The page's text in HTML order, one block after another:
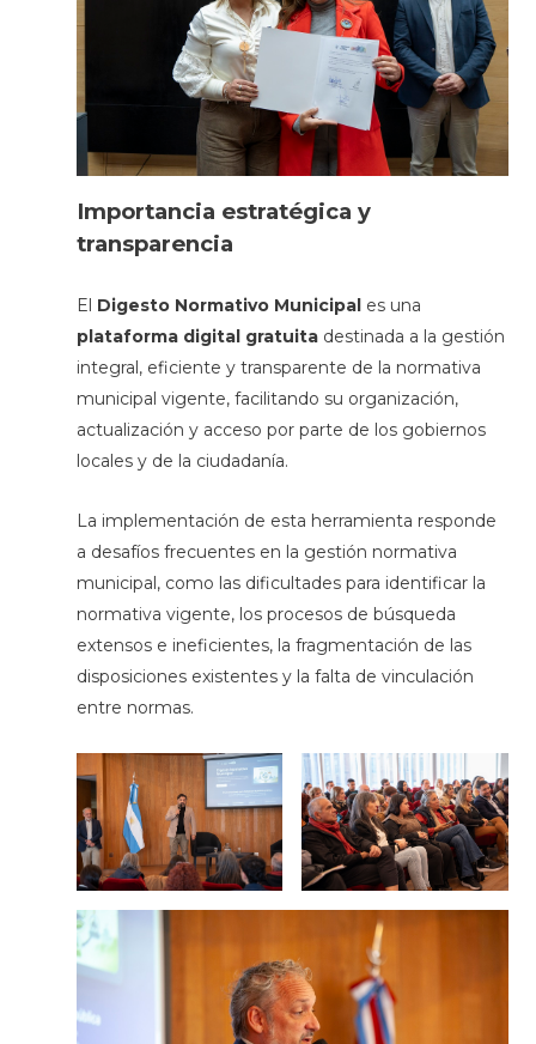
Importancia estratégica y
transparencia
El Digesto Normativo Municipales una
plataforma digital gratuitadestinada a la gestión
integral, eficiente y transparente de la normativa
municipal vigente, facilitando su organización,
actualización y acceso por parte de los gobiernos
locales y de la ciudadanía.
La implementación de esta herramienta responde
a desafíos frecuentes en la gestión normativa
municipal, como las dificultades para identificar la
normativa vigente, los procesos de búsqueda
extensos e ineficientes, la fragmentación de las
disposiciones existentes y la falta de vinculación
entre normas.